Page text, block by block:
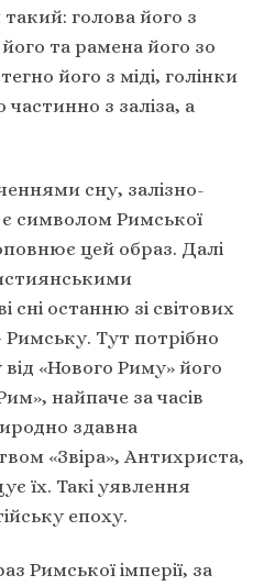
голова його з
та рамена його зо
його з міді, голінки
частинно з заліза, а
сну, залізно-
є символом Римської
цей образ. Далі
останню зі світових
Тут потрібно
«Нового Риму» його
найпаче за часів
здавна
«Звіра», Антихриста,
їх. Такі уявлення
епоху.
Римської імперії, за